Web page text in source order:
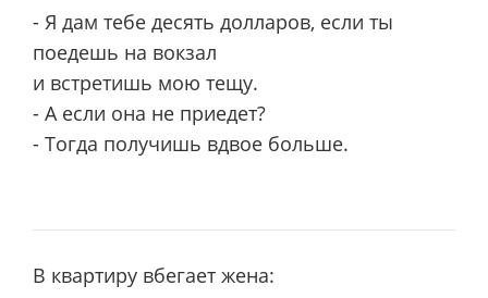
- Я дам тебе десять долларов, если ты
поедешь на вокзал
и встретишь мою тещу.
- А если она не приедет?
- Тогда получишь вдвое больше.
В квартиру вбегает жена: